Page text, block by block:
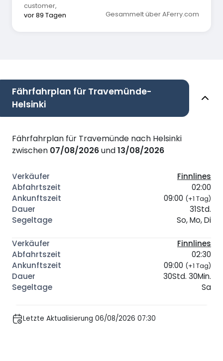
customer,
vor 89 Tagen
Gesammelt über AFerry.com
Fährfahrplan für Travemünde-
Helsinki
Fährfahrplan für Travemünde nach Helsinki
zwischen 07/08/2026und13/08/2026
Finnlines
02:00
09:00 (+1 Tag)
31Std.
So, Mo, Di
Finnlines
02:30
09:00 (+1 Tag)
30Std. 30Min.
Sa
Letzte Aktualisierung 06/08/2026 07:30